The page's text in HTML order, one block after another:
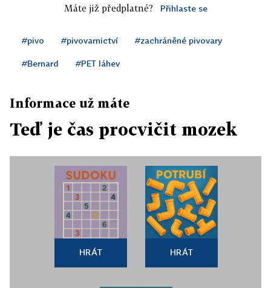
Máte již předplatné? Přihlaste se
#pivo #pivovarnictví #zachráněné pivovary
#Bernard #PET láhev
Informace už máte
Teď je čas procvičit mozek
HRÁT HRÁT